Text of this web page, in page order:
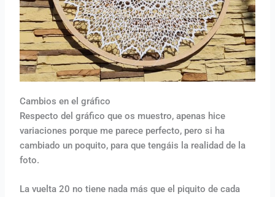
Cambios en el gráfico
Respecto del gráfico que os muestro, apenas hice
variaciones porque me parece perfecto, pero si ha
cambiado un poquito, para que tengáis la realidad de la
foto.
La vuelta 20 no tiene nada más que el piquito de cada